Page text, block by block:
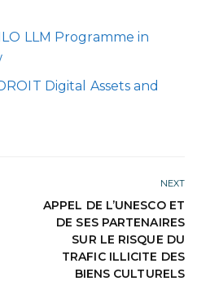
LLM Programme in
Digital Assets and
NEXT
APPEL DE L’UNESCO ET
DE SES PARTENAIRES
SUR LE RISQUE DU
TRAFIC ILLICITE DES
BIENS CULTURELS